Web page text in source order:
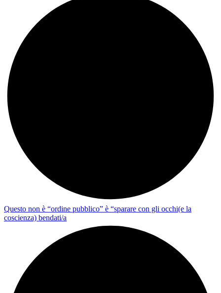
Questo non è “ordine pubblico” è “sparare con gli occhi(e la
coscienza) bendati/a